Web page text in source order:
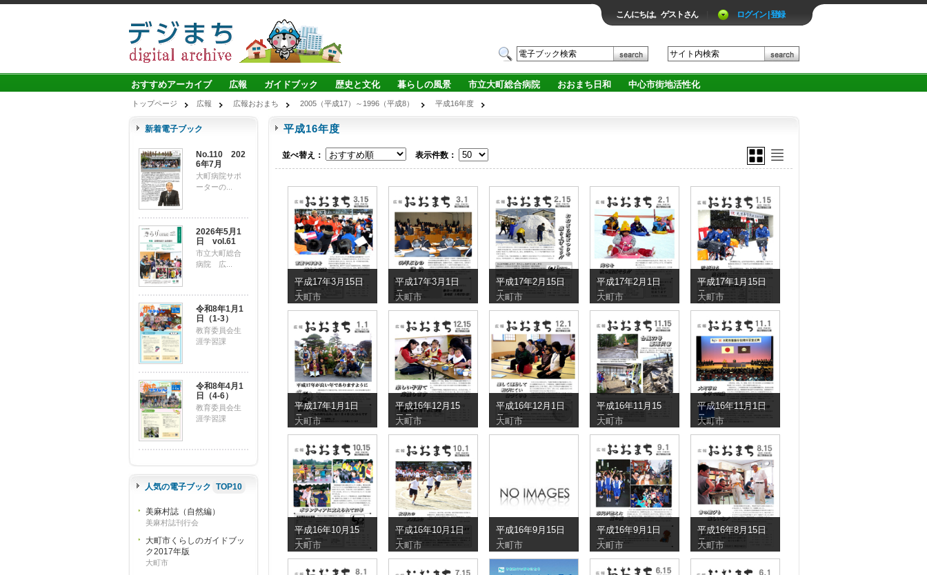
こんにちは。ゲストさん ログイン | 登録
おすすめアーカイブ 広報 ガイドブック 歴史と文化 暮らしの風景 市立大町総合病院 おおまち日和 中心市街地活性化
トップページ 広報 広報おおまち 2005（平成17）～1996（平成8） 平成16年度
新着電子ブック
No.110 202
6年7月
大町病院サポ
ーターの...
2026年5月1
日 vol.61
市立大町総合
病院 広...
令和8年1月1
日（1-3）
教育委員会生
涯学習課
令和8年4月1
日（4-6）
教育委員会生
涯学習課
人気の電子ブック TOP10
美麻村誌（自然編）
美麻村誌刊行会
大町市くらしのガイドブッ
ク2017年版
大町市
平成16年度
並べ替え： 表示件数：
平成17年3月15日
号
大町市
平成17年3月1日
号
大町市
平成17年2月15日
号
大町市
平成17年2月1日
号
大町市
平成17年1月15日
号
大町市
平成17年1月1日
号
大町市
平成16年12月15
日号
大町市
平成16年12月1日
号
大町市
平成16年11月15
日号
大町市
平成16年11月1日
号
大町市
平成16年10月15
日号
大町市
平成16年10月1日
号
大町市
平成16年9月15日
号
大町市
平成16年9月1日
号
大町市
平成16年8月15日
号
大町市